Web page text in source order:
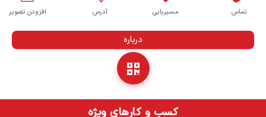
تماس مسیریابی آدرس افزودن تصویر
درباره
کسب و کارهای ویژه